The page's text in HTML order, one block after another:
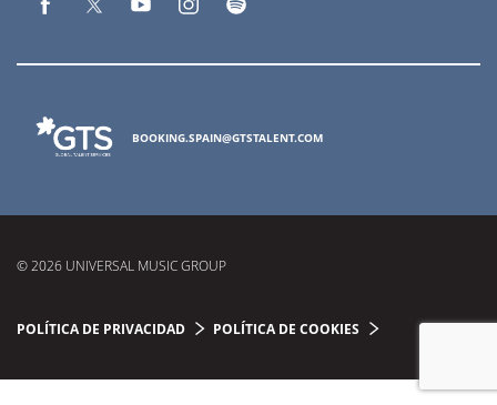
BOOKING.SPAIN@GTSTALENT.COM
© 2026 UNIVERSAL MUSIC GROUP
POLÍTICA DE PRIVACIDAD POLÍTICA DE COOKIES